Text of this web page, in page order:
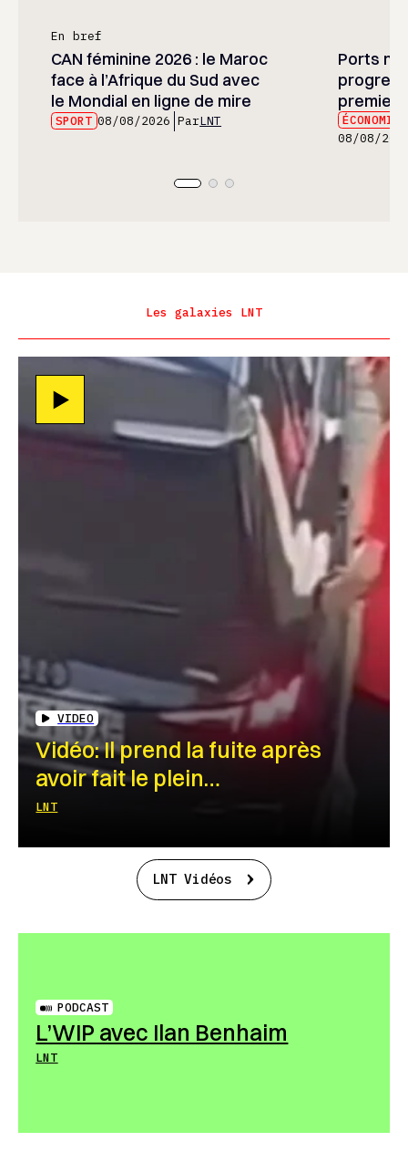
En bref
CAN féminine 2026 : le Maroc
face à l’Afrique du Sud avec
le Mondial en ligne de mire
SPORT 08/08/2026 ParLNT
Ports
premier
08/08/
Les galaxies LNT
VIDEO
Vidéo: Il prend la fuite après
avoir fait le plein…
LNT
LNT Vidéos
PODCAST
L’WIP avec Ilan Benhaim
LNT